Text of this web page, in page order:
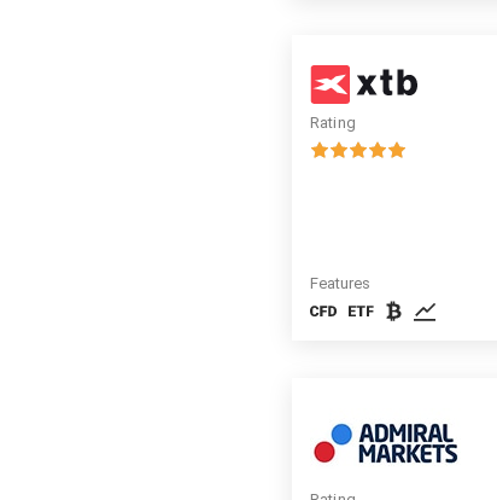
Rating
Features